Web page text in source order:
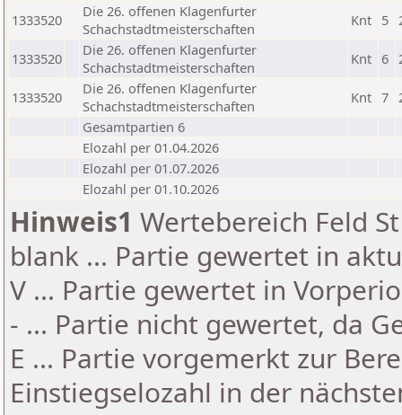
1333520
Die 26. offenen Klagenfurter
Schachstadtmeisterschaften
Knt 5
1333520
Die 26. offenen Klagenfurter
Schachstadtmeisterschaften
Knt 6
1333520
Die 26. offenen Klagenfurter
Schachstadtmeisterschaften
Knt 7
Gesamtpartien 6
Elozahl per 01.04.2026
Elozahl per 01.07.2026
Elozahl per 01.10.2026
Hinweis1 Wertebereich Feld
blank ... Partie gewertet in
V ... Partie gewertet in
- ... Partie nicht gewertet, da
E ... Partie vorgemerkt zur
Einstiegselozahl in der